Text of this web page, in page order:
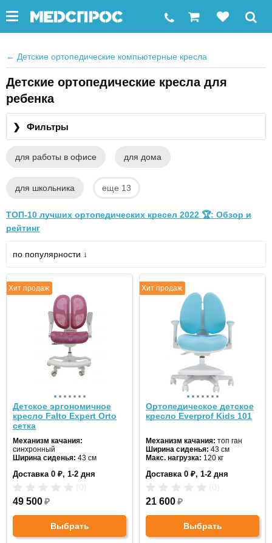
← Детские ортопедические компьютерные кресла
Детские ортопедические кресла для
ребенка
❯ Фильтры
для работы в офисе для дома
для школьника еще 13
ТОП-10 лучших ортопедических кресел 2022 🏆: Обзор и
рейтинг
по популярности ↓
Хит продаж
Детское эргономичное
кресло Falto Expert Orto
сетка
Механизм качания:
синхронный
Ширина сиденья: 43 см
Подголовник:нет
Крестовина:
Доставка 0 ₽, 1-2 дня
49 500₽
Выбрать
Хит продаж
Ортопедическое детское
кресло Everprof Kids 101
Механизм качания: топ ган
Ширина сиденья: 43 см
Макс. нагрузка: 120 кг
Материал спинки:ткань
Доставка 0 ₽, 1-2 дня
21 600₽
Выбрать